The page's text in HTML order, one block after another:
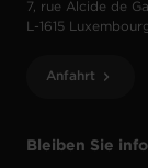
Bleiben Sie
7, rue Alcide de
L-1615
Anfahrt